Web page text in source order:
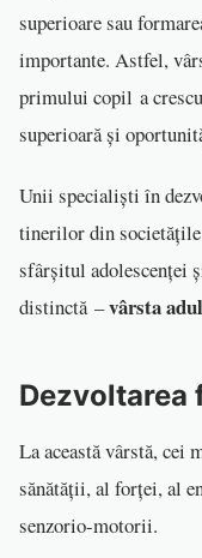
superioare sau
importante. Astfel,
primului copil a
superioară și
Unii specialiști în
tinerilor din
sfârșitul adolescenței
distinctă –vârsta
Dezvoltarea
La această vârstă, cei
sănătății, al forței, al
senzorio-motorii.